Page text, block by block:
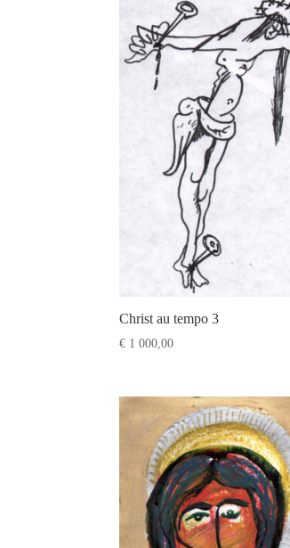
Christ au tempo 3
€ 1 000,00